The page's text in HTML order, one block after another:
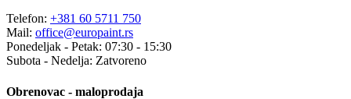
Telefon: +381 60 5711 750
Mail: office@europaint.rs
Ponedeljak - Petak: 07:30 - 15:30
Subota - Nedelja: Zatvoreno
Obrenovac - maloprodaja